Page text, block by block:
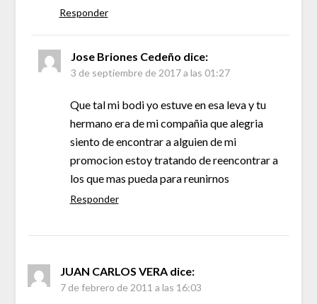
Responder
Jose Briones Cedeño dice:
3 de septiembre de 2017 a las 01:27
Que tal mi bodi yo estuve en esa leva y tu
hermano era de mi compañia que alegria
siento de encontrar a alguien de mi
promocion estoy tratando de reencontrar a
los que mas pueda para reunirnos
Responder
JUAN CARLOS VERA dice:
7 de febrero de 2011 a las 16:03